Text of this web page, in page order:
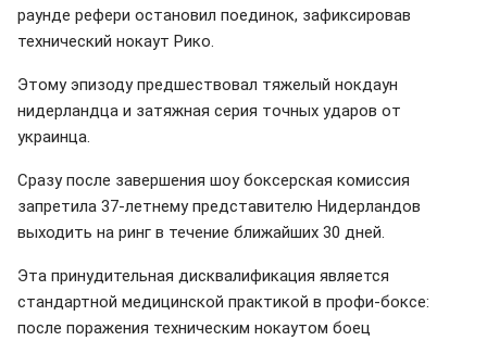
раунде рефери остановил поединок, зафиксировав
технический нокаут Рико.
Этому эпизоду предшествовал тяжелый нокдаун
нидерландца и затяжная серия точных ударов от
украинца.
Сразу после завершения шоу боксерская комиссия
запретила 37-летнему представителю Нидерландов
выходить на ринг в течение ближайших 30 дней.
Эта принудительная дисквалификация является
стандартной медицинской практикой в профи-боксе:
после поражения техническим нокаутом боец